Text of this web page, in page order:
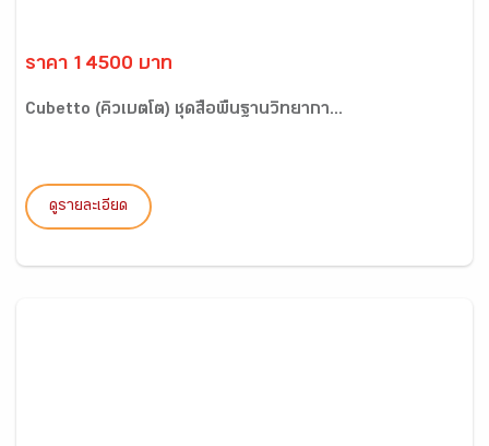
ราคา 14500 บาท
Cubetto (คิวเบตโต) ชุดสื่อพื้นฐานวิทยากา...
ดูรายละเอียด